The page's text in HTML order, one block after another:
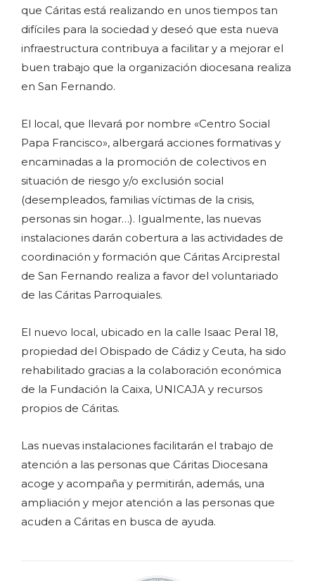
que Cáritas está realizando en unos tiempos tan
difíciles para la sociedad y deseó que esta nueva
infraestructura contribuya a facilitar y a mejorar el
buen trabajo que la organización diocesana realiza
en San Fernando.
El local, que llevará por nombre «Centro Social
Papa Francisco», albergará acciones formativas y
encaminadas a la promoción de colectivos en
situación de riesgo y/o exclusión social
(desempleados, familias víctimas de la crisis,
personas sin hogar…). Igualmente, las nuevas
instalaciones darán cobertura a las actividades de
coordinación y formación que Cáritas Arciprestal
de San Fernando realiza a favor del voluntariado
de las Cáritas Parroquiales.
El nuevo local, ubicado en la calle Isaac Peral 18,
propiedad del Obispado de Cádiz y Ceuta, ha sido
rehabilitado gracias a la colaboración económica
de la Fundación la Caixa, UNICAJA y recursos
propios de Cáritas.
Las nuevas instalaciones facilitarán el trabajo de
atención a las personas que Cáritas Diocesana
acoge y acompaña y permitirán, además, una
ampliación y mejor atención a las personas que
acuden a Cáritas en busca de ayuda.